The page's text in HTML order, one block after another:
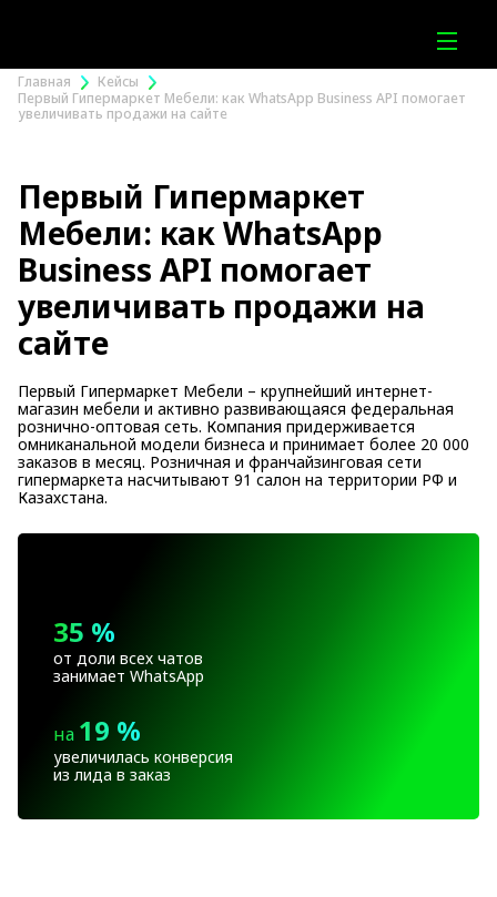
Главная
Кейсы
Первый Гипермаркет Мебели: как WhatsApp Business API помогает
увеличивать продажи на сайте
Первый Гипермаркет
Мебели: как WhatsApp
Business API помогает
увеличивать продажи на
сайте
Первый Гипермаркет Мебели – крупнейший интернет-
магазин мебели и активно развивающаяся федеральная
рознично-оптовая сеть. Компания придерживается
омниканальной модели бизнеса и принимает более 20 000
заказов в месяц. Розничная и франчайзинговая сети
гипермаркета насчитывают 91 салон на территории РФ и
Казахстана.
35 %
от доли всех чатов
занимает WhatsApp
на 19 %
увеличилась конверсия
из лида в заказ